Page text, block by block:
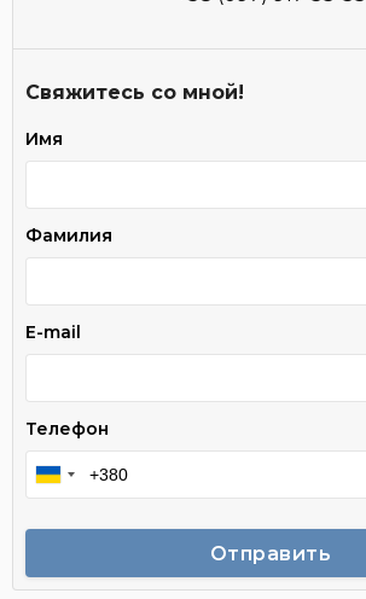
Свяжитесь со мной!
Имя
Фамилия
E-mail
Телефон
Отправить